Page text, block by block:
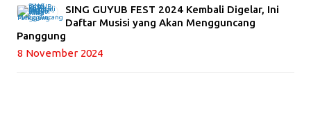
SING GUYUB FEST 2024 Kembali Digelar, Ini
Daftar Musisi yang Akan Mengguncang
Panggung
8 November 2024